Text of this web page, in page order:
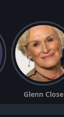
Glenn Close